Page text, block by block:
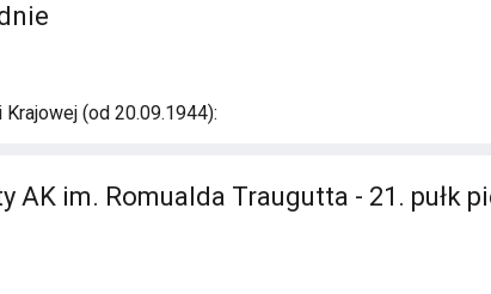
(od 20.09.1944):
AK im. Romualda Traugutta - 21. pułk